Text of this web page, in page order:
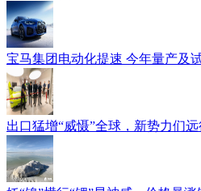
宝马集团电动化提速 今年量产及
出口猛增“威慑”全球，新势力们